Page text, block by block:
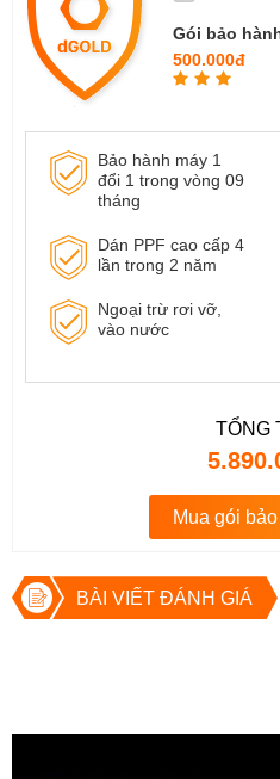
Gói bảo
500.000đ
Bảo hành máy 1
đổi 1 trong vòng 09
tháng
Dán PPF cao cấp 4
lần trong 2 năm
Ngoại trừ rơi vỡ,
vào nước
TỔNG
Mua gói
BÀI VIẾT ĐÁNH GIÁ